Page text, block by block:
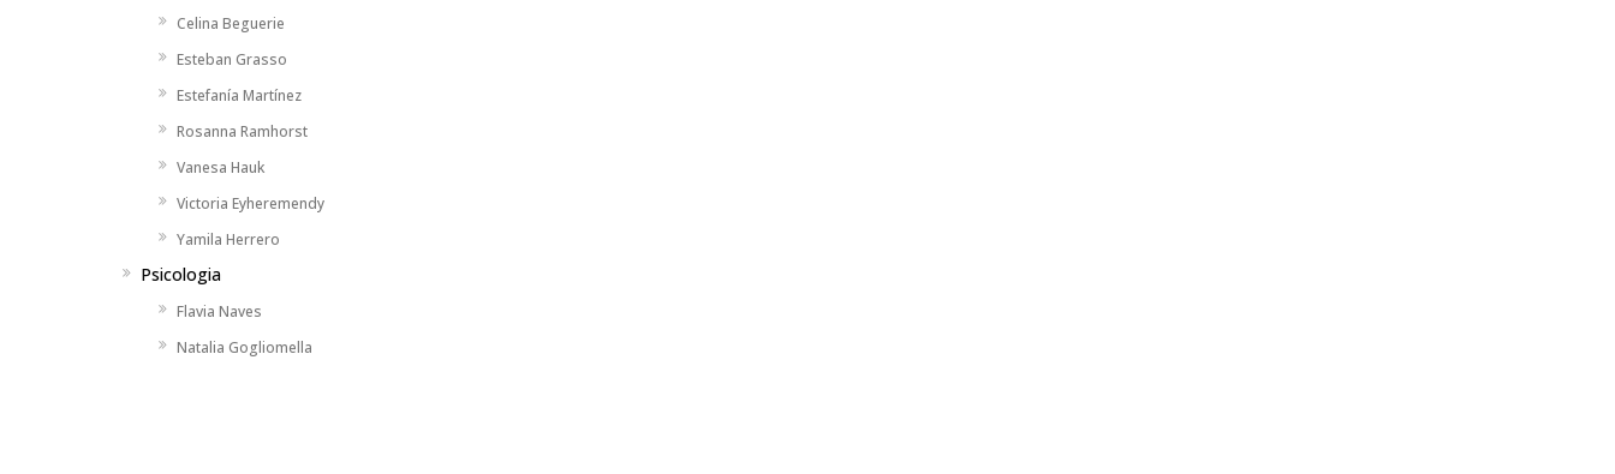
Celina Beguerie
Esteban Grasso
Estefanía Martínez
Rosanna Ramhorst
Vanesa Hauk
Victoria Eyheremendy
Yamila Herrero
Psicologia
Flavia Naves
Natalia Gogliomella